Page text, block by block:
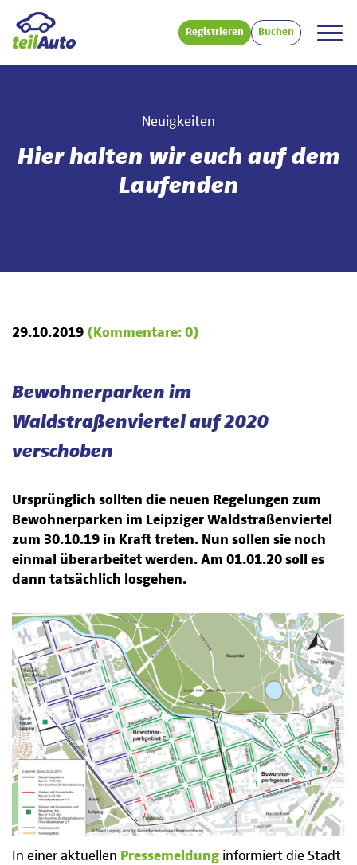
Registrieren Buchen
Neuigkeiten
Hier halten wir euch auf dem
Laufenden
29.10.2019 (Kommentare: 0)
Bewohnerparken im
Waldstraßenviertel auf 2020
verschoben
Ursprünglich sollten die neuen Regelungen zum
Bewohnerparken im Leipziger Waldstraßenviertel
zum 30.10.19 in Kraft treten. Nun sollen sie noch
einmal überarbeitet werden. Am 01.01.20 soll es
dann tatsächlich losgehen.
In einer aktuellen Pressemeldung informiert die Stadt